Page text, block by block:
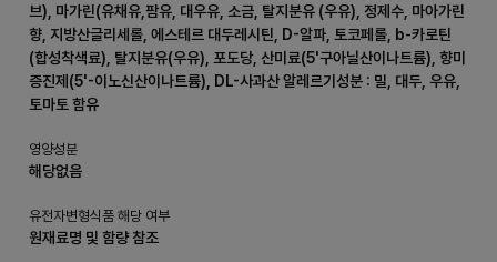
브), 마가린(유채유,팜유, 대우유, 소금, 탈지분유 (우유), 정제수, 마아가린
향, 지방산글리세롤, 에스테르 대두레시틴, D-알파, 토코페롤, b-카로틴
(합성착색료), 탈지분유(우유), 포도당, 산미료(5'구아닐산이나트륨), 향미
증진제(5'-이노신산이나트륨), DL-사과산 알레르기성분 : 밀, 대두, 우유,
토마토 함유
영양성분
해당없음
유전자변형식품 해당 여부
원재료명 및 함량 참조